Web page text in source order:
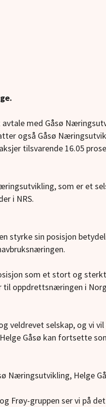
med Gåsø
også Gåsø
tilsvarende 16.05
som er et
i NRS.
styrke sin posisjon
som et stort og
oppdrettsnæringen i
veldrevet selskap, og vi
Gåsø kan fortsette
Næringsutvikling, Helge
Frøy-gruppen ser vi på